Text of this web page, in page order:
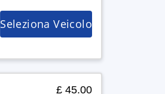
Seleziona Veicolo
£ 45.00